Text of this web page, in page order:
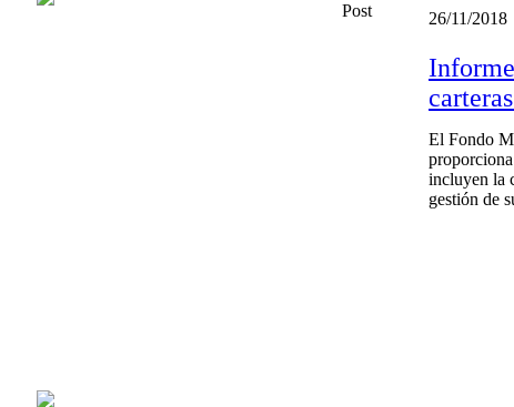
Post 26/11/2018
El Fondo
incluyen la
gestión de